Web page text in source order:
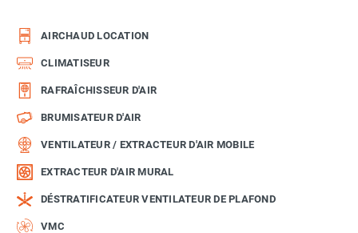
AIRCHAUD LOCATION
CLIMATISEUR
RAFRAÎCHISSEUR D'AIR
BRUMISATEUR D'AIR
VENTILATEUR / EXTRACTEUR D'AIR MOBILE
EXTRACTEUR D'AIR MURAL
DÉSTRATIFICATEUR VENTILATEUR DE PLAFOND
VMC